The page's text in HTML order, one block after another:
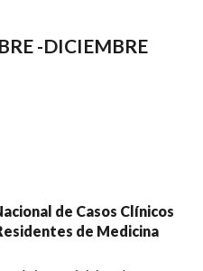
-DICIEMBRE
de Casos Clínicos
de Medicina